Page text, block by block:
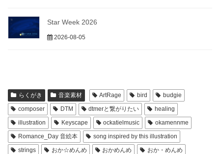
Star Week 2026
2026-08-05
らくがき 音楽素材 ArtRage bird
budgie
composer
DTM dtmerと繋がりたい
healing
illustration
Keyscape ockatielmusic
okamennme
Romance_Day 音絵本
song inspired by this illustration
strings
おか☆めんめ おかめんめ
おか・めんめ